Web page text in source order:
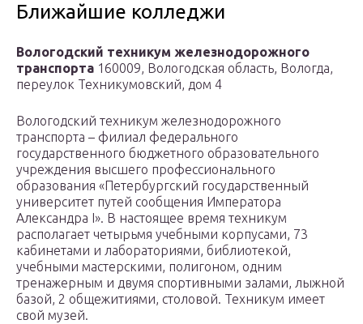
Ближайшие колледжи
Вологодский техникум железнодорожного
транспорта 160009, Вологодская область, Вологда,
переулок Техникумовский, дом 4
Вологодский техникум железнодорожного
транспорта – филиал федерального
государственного бюджетного образовательного
учреждения высшего профессионального
образования «Петербургский государственный
университет путей сообщения Императора
Александра I». В настоящее время техникум
располагает четырьмя учебными корпусами, 73
кабинетами и лабораториями, библиотекой,
учебными мастерскими, полигоном, одним
тренажерным и двумя спортивными залами, лыжной
базой, 2 общежитиями, столовой. Техникум имеет
свой музей.